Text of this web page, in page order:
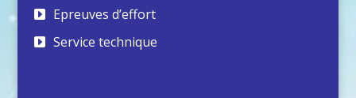
Epreuves d’effort
Service technique